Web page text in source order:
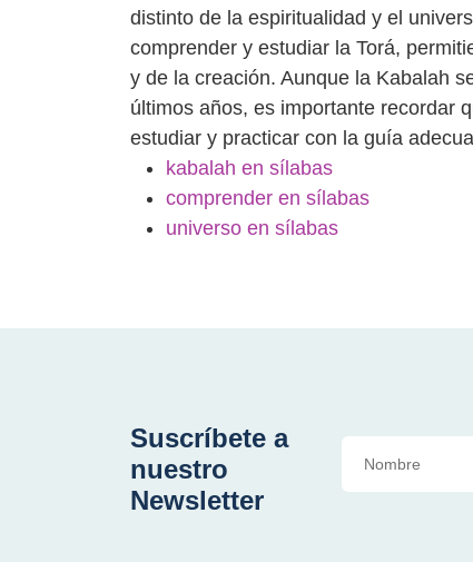
distinto de la espiritualidad y el
comprender y estudiar la Torá,
y de la creación. Aunque la Kabalah
últimos años, es importante recordar
estudiar y practicar con la guía
kabalah en sílabas
comprender en sílabas
universo en sílabas
Suscríbete a
nuestro
Newsletter